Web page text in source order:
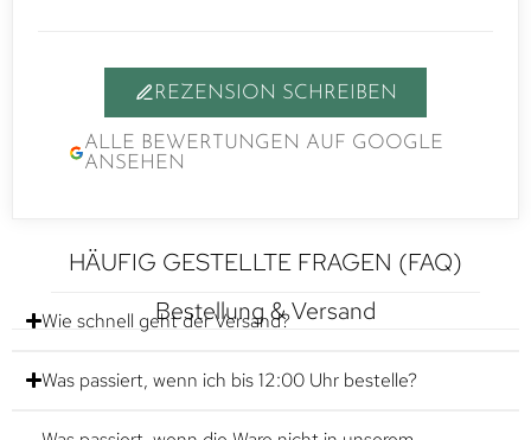
REZENSION SCHREIBEN
ALLE BEWERTUNGEN AUF GOOGLE
ANSEHEN
HÄUFIG GESTELLTE FRAGEN (FAQ)
Bestellung & Versand
Wie schnell geht der Versand?
Was passiert, wenn ich bis 12:00 Uhr bestelle?